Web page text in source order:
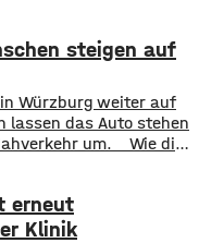
veröffentlicht.
aufgrund der
in Haßfurt
Begrenzung der
50 Jahre
steigen auf
Würzburg weiter auf
lassen das Auto stehen
um. ​Wie die
zuvor. Insgesamt
im öffentlichen
deutlich zeigt sich
erneut
Klinik